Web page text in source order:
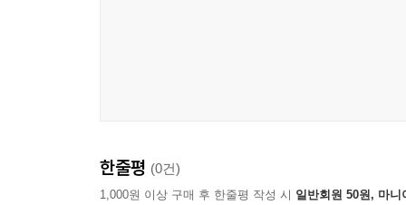
한줄평 (0건)
1,000원 이상 구매 후 한줄평 작성 시 일반회원 50원, 마니